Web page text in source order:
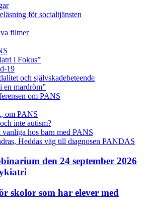
för socialtjänsten
filmer
i Fokus”
19
och självskadebeteende
en mardröm”
om PANS
om PANS
inte autism?
hos barn med PANS
Heddas väg till diagnosen PANDAS
den 24 september 2026
skolor som har elever med